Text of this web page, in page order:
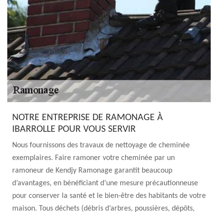
NOTRE ENTREPRISE DE RAMONAGE À
IBARROLLE POUR VOUS SERVIR
Nous fournissons des travaux de nettoyage de cheminée
exemplaires. Faire ramoner votre cheminée par un
ramoneur de Kendjy Ramonage garantit beaucoup
d’avantages, en bénéficiant d’une mesure précautionneuse
pour conserver la santé et le bien-être des habitants de votre
maison. Tous déchets (débris d’arbres, poussières, dépôts,